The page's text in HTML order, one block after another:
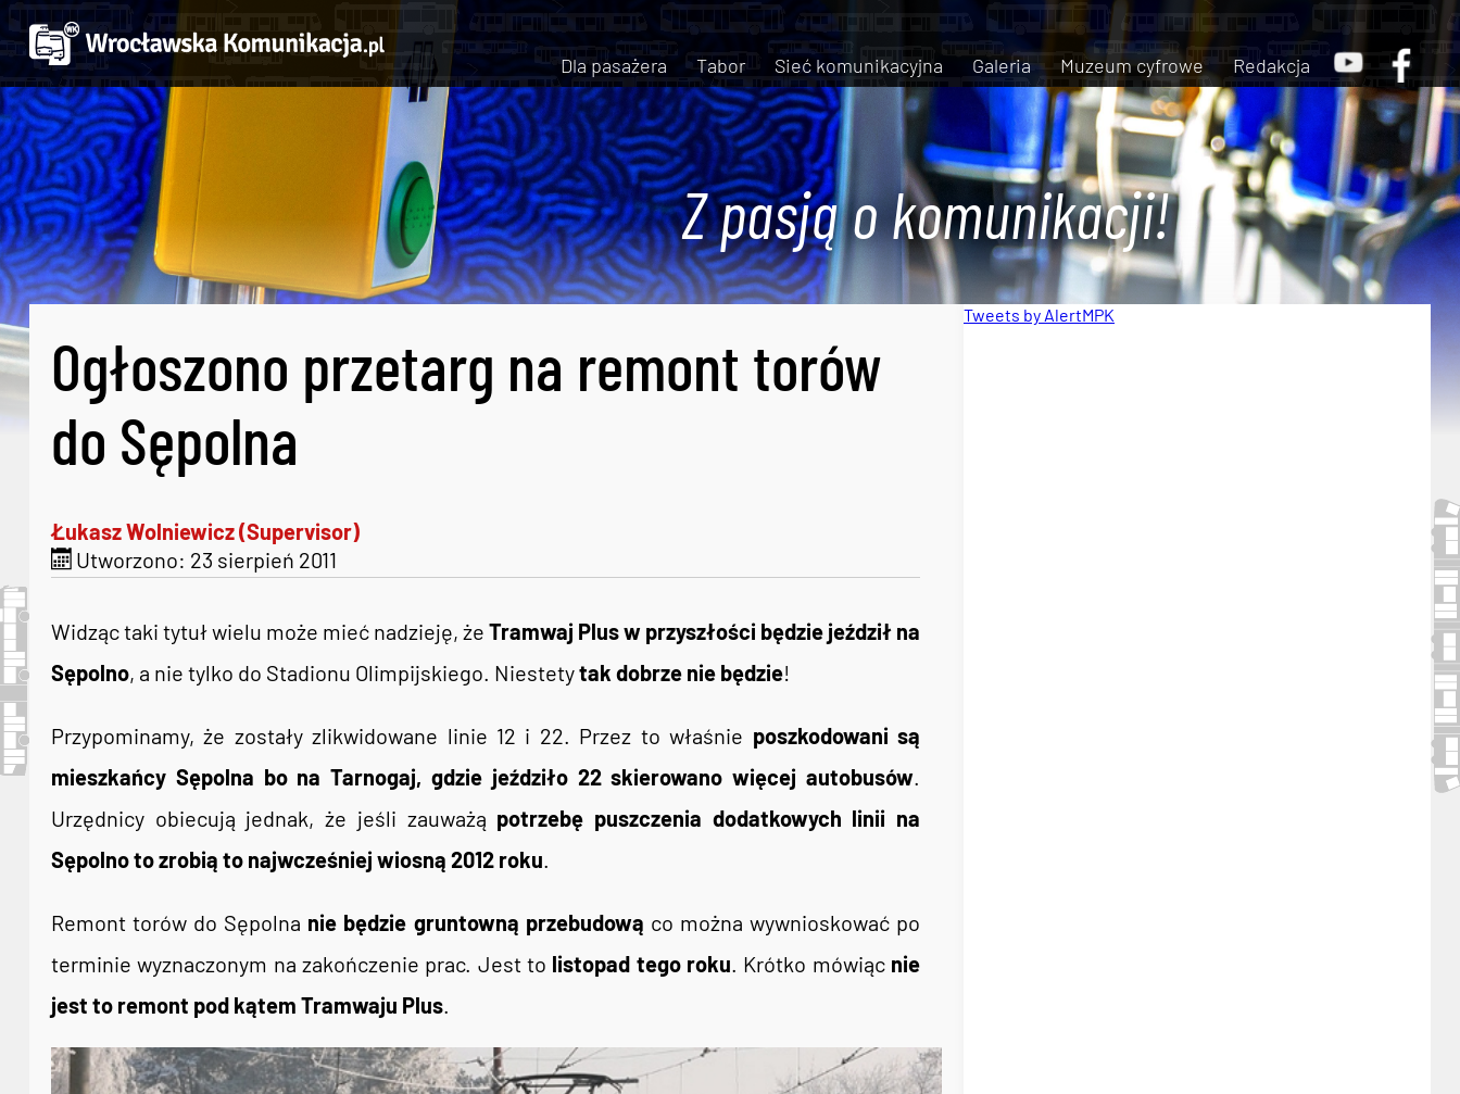
Dla pasażera Tabor Sieć komunikacyjna Galeria Muzeum cyfrowe Redakcja
Z pasją o komunikacji!
Ogłoszono przetarg na remont torów
do Sępolna
Łukasz Wolniewicz (Supervisor)
Utworzono: 23 sierpień 2011
Widząc taki tytuł wielu może mieć nadzieję, że Tramwaj Plus w przyszłości będzie jeździł na
Sępolno, a nie tylko do Stadionu Olimpijskiego. Niestetytak dobrze nie będzie!
Przypominamy, że zostały zlikwidowane linie 12 i 22. Przez to właśnie poszkodowani są
mieszkańcy Sępolna bo na Tarnogaj, gdzie jeździło 22 skierowano więcej autobusów.
Urzędnicy obiecują jednak, że jeśli zauważą potrzebę puszczenia dodatkowych linii na
Sępolno to zrobią to najwcześniej wiosną 2012 roku.
Remont torów do Sępolna nie będzie gruntowną przebudową co można wywnioskować po
terminie wyznaczonym na zakończenie prac. Jest to listopad tego roku. Krótko mówiąc nie
jest to remont pod kątem Tramwaju Plus.
Tweets by AlertMPK